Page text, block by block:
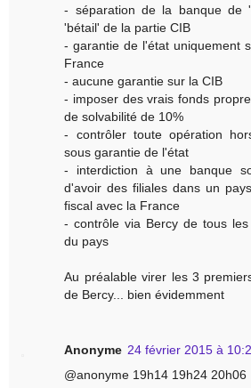
- séparation de la banque de
'bétail' de la partie CIB
- garantie de l'état uniquement
France
- aucune garantie sur la CIB
- imposer des vrais fonds
de solvabilité de 10%
- contrôler toute opération
sous garantie de l'état
- interdiction à une banque
d'avoir des filiales dans un
fiscal avec la France
- contrôle via Bercy de tous
du pays
Au préalable virer les 3
de Bercy... bien évidemment
Anonyme 24 février 2015 à
@anonyme 19h14 19h24 20h06